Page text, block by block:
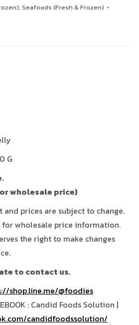
, Seafoods (Fresh & Frozen)
G
wholesale price)
prices are subject to change.
for wholesale price information.
the right to make changes
to contact us.
shop.line.me/@foodies
: Candid Foods Solution |
candidfoodssolution/